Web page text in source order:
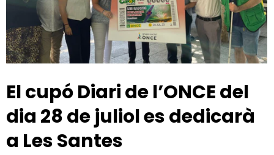
El cupó Diari de l’ONCE del
dia 28 de juliol es dedicarà
a Les Santes